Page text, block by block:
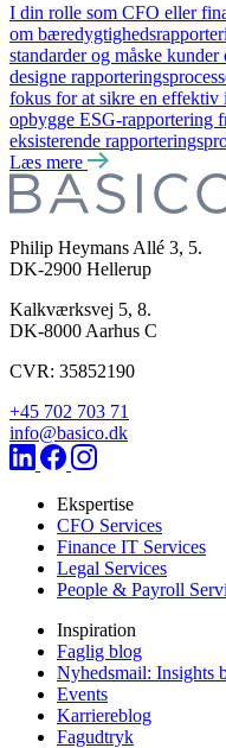
I din rolle som CFO eller
om
standarder og måske
designe
fokus for at sikre en effektiv
opbygge ESG-rapportering
eksisterende
Læs mere
Philip Heymans Allé 3, 5.
DK-2900 Hellerup
Kalkværksvej 5, 8.
DK-8000 Aarhus C
CVR: 35852190
+45 702 703 71
info@basico.dk
Ekspertise
CFO Services
Finance IT Services
Legal Services
People & Payroll
Inspiration
Faglig blog
Nyhedsmail: Insights
Events
Karriereblog
Fagudtryk